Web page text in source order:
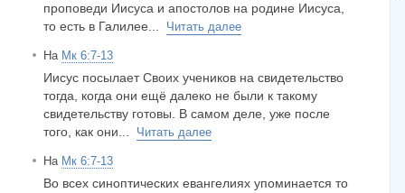
проповеди Иисуса и апостолов на родине Иисуса,
то есть в Галилее... Читать далее
На Мк 6:7-13
Иисус посылает Своих учеников на свидетельство
тогда, когда они ещё далеко не были к такому
свидетельству готовы. В самом деле, уже после
того, как они... Читать далее
На Мк 6:7-13
Во всех синоптических евангелиях упоминается то